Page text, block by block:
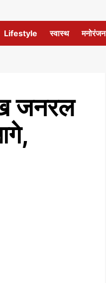
Lifestyle स्वास्थ मनोरंजन
जनरल